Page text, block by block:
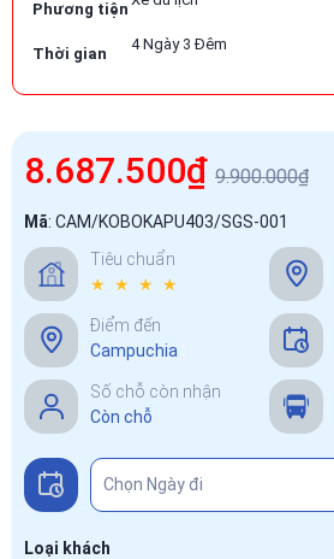
Phương tiện
Thời gian
4 Ngày 3 Đêm
8.687.500₫ 9.900.000₫
Mã: CAM/KOBOKAPU403/SGS-001
Tiêu chuẩn
★ ★ ★ ★
Điểm đến
Campuchia
Số chỗ còn nhận
Còn chỗ
Loại khách